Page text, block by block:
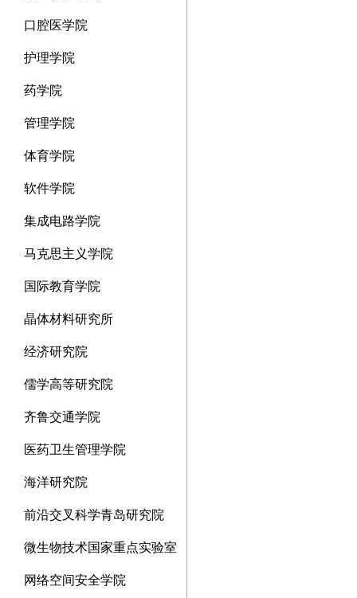
口腔医学院
护理学院
药学院
管理学院
体育学院
软件学院
集成电路学院
马克思主义学院
国际教育学院
晶体材料研究所
经济研究院
儒学高等研究院
齐鲁交通学院
医药卫生管理学院
海洋研究院
前沿交叉科学青岛研究院
微生物技术国家重点实验室
网络空间安全学院